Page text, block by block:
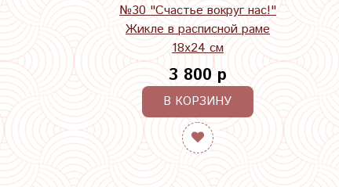
№30 "Счастье вокруг нас!"
Жикле в расписной раме
18х24 см
3 800 р
В КОРЗИНУ